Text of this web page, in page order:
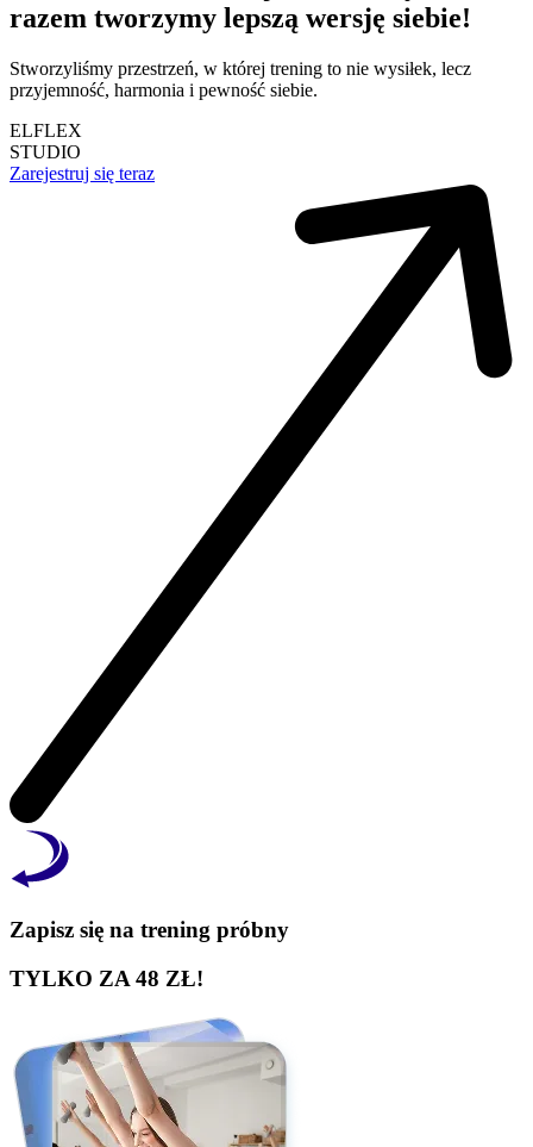
razem tworzymy lepszą wersję siebie!
Stworzyliśmy przestrzeń, w której trening to nie wysiłek, lecz
przyjemność, harmonia i pewność siebie.
ELFLEX
STUDIO
Zarejestruj się teraz
Zapisz się na trening próbny
TYLKO ZA 48 ZŁ!